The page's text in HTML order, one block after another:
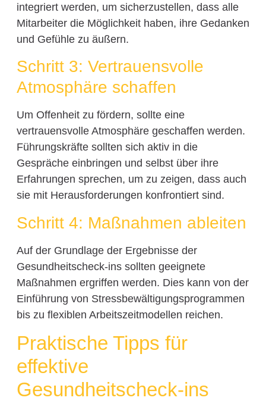
integriert werden, um sicherzustellen, dass alle
Mitarbeiter die Möglichkeit haben, ihre Gedanken
und Gefühle zu äußern.
Schritt 3: Vertrauensvolle
Atmosphäre schaffen
Um Offenheit zu fördern, sollte eine
vertrauensvolle Atmosphäre geschaffen werden.
Führungskräfte sollten sich aktiv in die
Gespräche einbringen und selbst über ihre
Erfahrungen sprechen, um zu zeigen, dass auch
sie mit Herausforderungen konfrontiert sind.
Schritt 4: Maßnahmen ableiten
Auf der Grundlage der Ergebnisse der
Gesundheitscheck-ins sollten geeignete
Maßnahmen ergriffen werden. Dies kann von der
Einführung von Stressbewältigungsprogrammen
bis zu flexiblen Arbeitszeitmodellen reichen.
Praktische Tipps für
effektive
Gesundheitscheck-ins